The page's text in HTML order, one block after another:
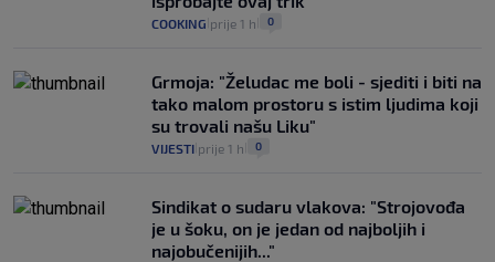
COOKING prije 1 h 0
Grmoja: "Želudac me boli - sjediti i biti na
tako malom prostoru s istim ljudima koji
su trovali našu Liku"
VIJESTI prije 1 h 0
Sindikat o sudaru vlakova: "Strojovođa
je u šoku, on je jedan od najboljih i
najobučenijih..."